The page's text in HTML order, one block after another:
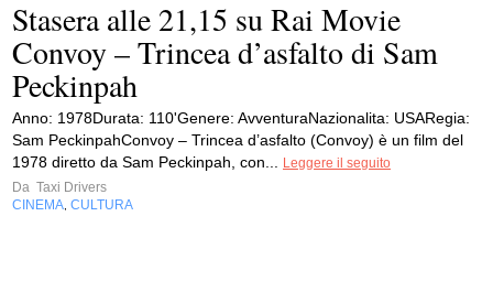
Stasera alle 21,15 su Rai Movie
Convoy – Trincea d’asfalto di Sam
Peckinpah
Anno: 1978Durata: 110'Genere: AvventuraNazionalita: USARegia:
Sam PeckinpahConvoy – Trincea d’asfalto (Convoy) è un film del
1978 diretto da Sam Peckinpah, con...
Leggere il seguito
Da Taxi Drivers
CINEMA CULTURA